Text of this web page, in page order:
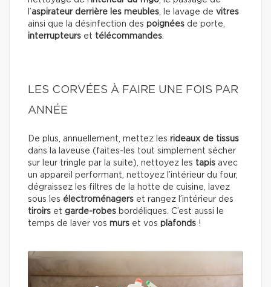
l’aspirateur derrière les meubles , le lavage de vitres
ainsi que la désinfection des poignées de porte,
interrupteurs et télécommandes
LES CORVÉES À FAIRE UNE FOIS PAR
ANNÉE
De plus, annuellement, mettez les rideaux de tissus
dans la laveuse (faites-les tout simplement sécher
sur leur tringle par la suite), nettoyez les tapis avec
un appareil performant, nettoyez l’intérieur du four,
dégraissez les filtres de la hotte de cuisine, lavez
sous les électroménagers et rangez l’intérieur des
tiroirs et garde-robes bordéliques. C’est aussi le
temps de laver vos murs et vos plafonds !